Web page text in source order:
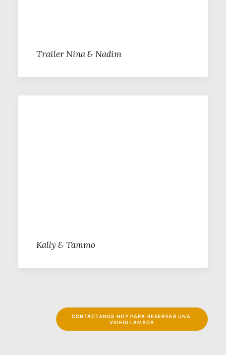
Trailer Nina & Nadim
Kally & Tammo
CONTÁCTANOS HOY PARA RESERVAR UNA
VIDEOLLAMADA